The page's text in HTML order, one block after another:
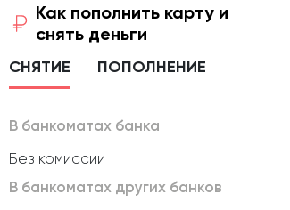
Как пополнить карту и
снять деньги
СНЯТИЕ ПОПОЛНЕНИЕ
В банкоматах банка
Без комиссии
В банкоматах других банков